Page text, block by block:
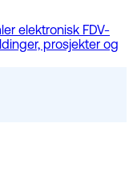
elektronisk FDV-
prosjekter og